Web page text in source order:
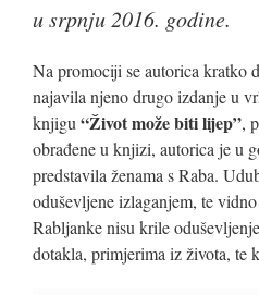
u srpnju 2016. godine.
Na promociji se autorica kratko
najavila njeno drugo izdanje u
knjigu “Život može biti lijep”,
obrađene u knjizi, autorica je u
predstavila ženama s Raba.
oduševljene izlaganjem, te
Rabljanke nisu krile
dotakla, primjerima iz života, te